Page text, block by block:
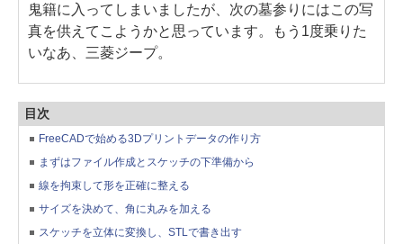
鬼籍に入ってしまいましたが、次の墓参りにはこの写
真を供えてこようかと思っています。もう1度乗りた
いなあ、三菱ジープ。
目次
FreeCADで始める3Dプリントデータの作り方
まずはファイル作成とスケッチの下準備から
線を拘束して形を正確に整える
サイズを決めて、角に丸みを加える
スケッチを立体に変換し、STLで書き出す